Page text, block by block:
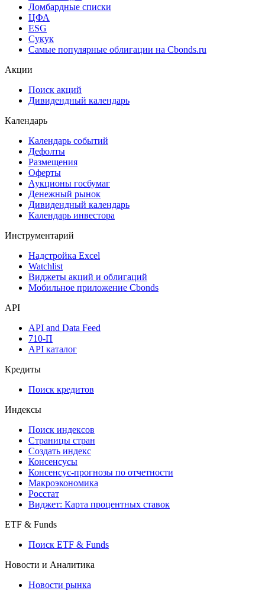
Cbonds Valuation
Рэнкинги инвест. банков и юр. консультантов
Cbonds Awards
Cbonds Pages
Ломбардные списки
ESG
Самые популярные облигации на Cbonds.ru
Дивидендный календарь
Календарь
Календарь событий
Дефолты
Размещения
Оферты
Аукционы госбумаг
Денежный рынок
Календарь инвестора
Инструментарий
Надстройка Excel
Мобильное приложение Cbonds
API
API and Data Feed
API каталог
Кредиты
Поиск кредитов
Индексы
Поиск индексов
Страницы стран
Создать индекс
Консенсусы
Консенсус-прогнозы по отчетности
Макроэкономика
Виджет: Карта процентных ставок
ETF & Funds
Поиск ETF & Funds